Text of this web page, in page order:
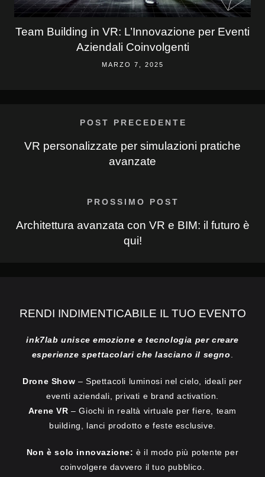
Team Building in VR: L’Innovazione per Eventi
Aziendali Coinvolgenti
MARZO 7, 2025
POST PRECEDENTE
VR personalizzate per simulazioni pratiche
avanzate
PROSSIMO POST
Architettura avanzata con VR e BIM: il futuro è
qui!
RENDI INDIMENTICABILE IL TUO EVENTO
ink7lab unisce emozione e tecnologia per creare
esperienze spettacolari che lasciano il segno
Drone Show – Spettacoli luminosi nel cielo, ideali per
eventi aziendali, privati e brand activation.
Arene VR– Giochi in realtà virtuale per fiere, team
building, lanci prodotto e feste esclusive.
Non è solo innovazione: è il modo più potente per
coinvolgere davvero il tuo pubblico.